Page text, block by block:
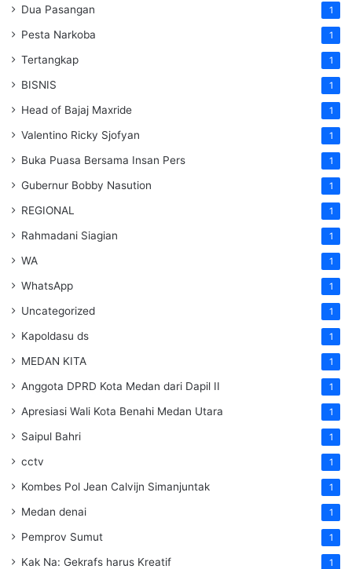
Dua Pasangan 1
Pesta Narkoba 1
Tertangkap 1
BISNIS 1
Head of Bajaj Maxride 1
Valentino Ricky Sjofyan 1
Buka Puasa Bersama Insan Pers 1
Gubernur Bobby Nasution 1
REGIONAL 1
Rahmadani Siagian 1
WA 1
WhatsApp 1
Uncategorized 1
Kapoldasu ds 1
MEDAN KITA 1
Anggota DPRD Kota Medan dari Dapil II 1
Apresiasi Wali Kota Benahi Medan Utara 1
Saipul Bahri 1
cctv 1
Kombes Pol Jean Calvijn Simanjuntak 1
Medan denai 1
Pemprov Sumut 1
Kak Na: Gekrafs harus Kreatif 1